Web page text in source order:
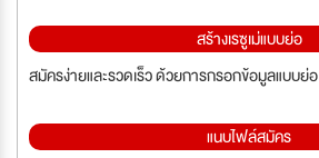
สร้างเรซูเม่แบบย่อ
สมัครง่ายและรวดเร็ว ด้วยการกรอกข้อมูลแบบย่อ
แนบไฟล์สมัคร